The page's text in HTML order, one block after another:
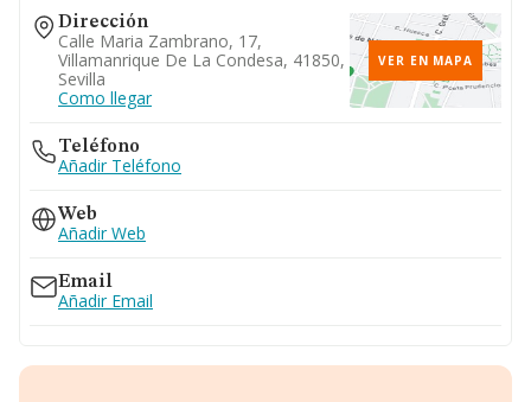
Dirección
Calle Maria Zambrano, 17,
Villamanrique De La Condesa, 41850,
Sevilla
Como llegar
VER EN MAPA
Teléfono
Añadir Teléfono
Web
Añadir Web
Email
Añadir Email